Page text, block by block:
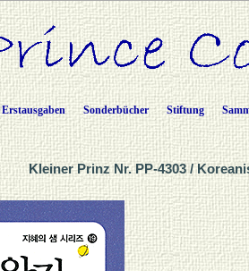
Erstausgaben Sonderbücher Stiftung
Kleiner Prinz Nr. PP-4303 /